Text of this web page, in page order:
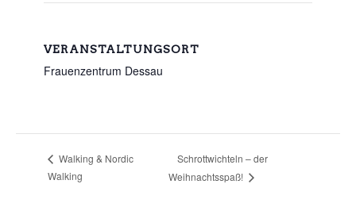
VERANSTALTUNGSORT
Frauenzentrum Dessau
Walking & Nordic
Walking
Schrottwichteln – der
Weihnachtsspaß!